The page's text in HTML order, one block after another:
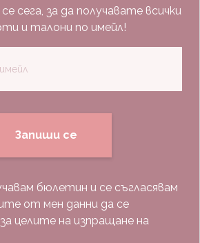
сега, за да получавате всички
и талони по имейл!
Запиши се
бюлетин и се съгласявам
от мен данни да се
целите на изпращане на